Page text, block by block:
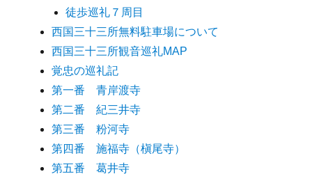
徒歩巡礼７周目
西国三十三所無料駐車場について
西国三十三所観音巡礼MAP
覚忠の巡礼記
第一番 青岸渡寺
第二番 紀三井寺
第三番 粉河寺
第四番 施福寺（槇尾寺）
第五番 葛井寺